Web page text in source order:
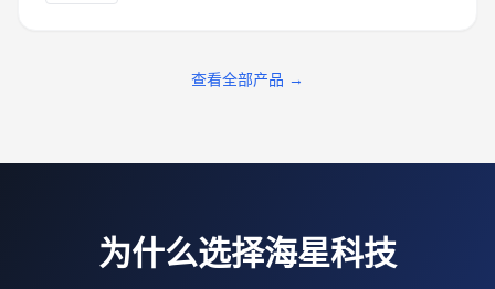
查看全部产品 →
为什么选择海星科技